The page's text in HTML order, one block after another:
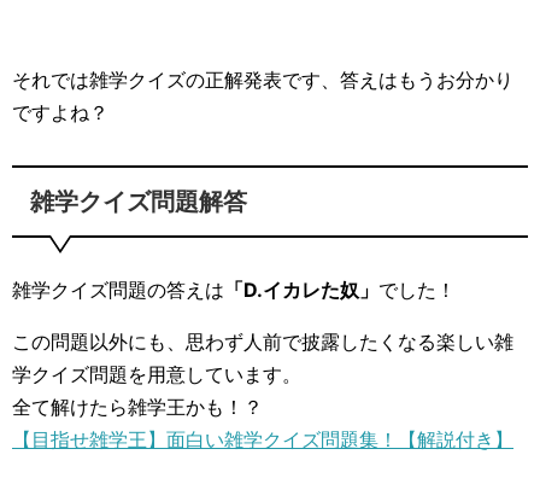
それでは雑学クイズの正解発表です、答えはもうお分かり
ですよね？
雑学クイズ問題解答
雑学クイズ問題の答えは 「D.イカレた奴」 でした！
この問題以外にも、思わず人前で披露したくなる楽しい雑
学クイズ問題を用意しています。
全て解けたら雑学王かも！？
【目指せ雑学王】面白い雑学クイズ問題集！【解説付き】